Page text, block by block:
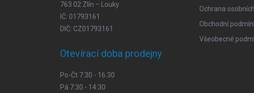
763 02 Zlín – Louky
IČ: 01793161
DIČ: CZ01793161
Otevírací doba prodejny
Po-Čt 7:30 - 16:30
Pá 7:30 - 14:30
Ochrana
Obchodní
Všeobecné